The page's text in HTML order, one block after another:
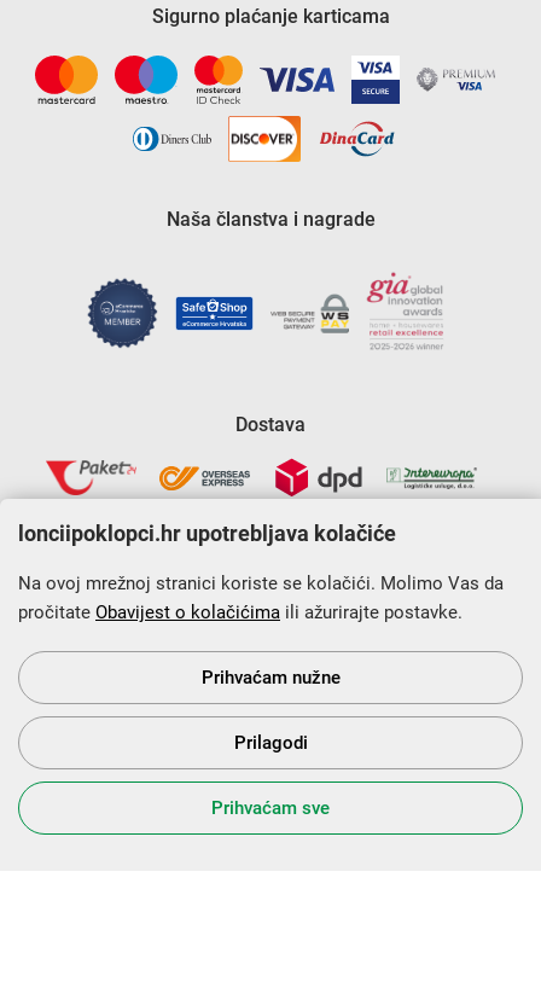
Sigurno plaćanje karticama
Naša članstva i nagrade
Dostava
Krajnji primatelj financijskog instrumenta sufinanciranog iz
Europskog fonda za regionalni razvoj u sklopu Operativnog
programa „Konkurentnost i kohezija”.
s Vama od 2014. godine!
lonciipoklopci.hr upotrebljava kolačiće
Na ovoj mrežnoj stranici koriste se kolačići. Molimo Vas da
pročitate Obavijest o kolačićima ili ažurirajte postavke.
Prihvaćam nužne
Prilagodi
Prihvaćam sve